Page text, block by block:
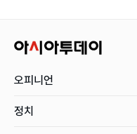
오피니언
정치